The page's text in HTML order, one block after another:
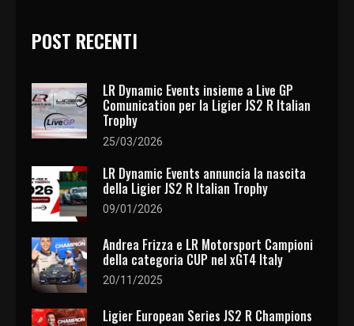
POST RECENTI
LR Dynamic Events insieme a Live GP
Comunication per la Ligier JS2 R Italian
Trophy
25/03/2026
LR Dynamic Events annuncia la nascita
della Ligier JS2 R Italian Trophy
09/01/2026
Andrea Frizza e LR Motorsport Campioni
della categoria CUP nel xGT4 Italy
20/11/2025
Ligier European Series JS2 R Champions